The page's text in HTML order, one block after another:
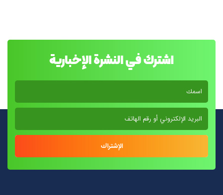
اشترك في النشرة الإخبارية
الإشتراك